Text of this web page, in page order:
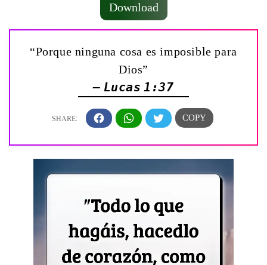
Download
“Porque ninguna cosa es imposible para
Dios”
— Lucas 1:37